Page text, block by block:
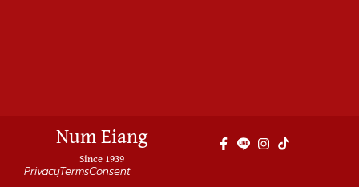
Num Eiang
Since 1939
PrivacyTermsConsent